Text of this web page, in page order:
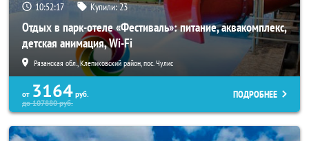
10:52:16 Купили:23
Отдых в парк-отеле «Фестиваль»: питание, аквакомплекс,
детская анимация, Wi-Fi
Рязанская обл., Клепиковский район, пос. Чулис
от 3164 руб.
до107880руб.
ПОДРОБНЕЕ